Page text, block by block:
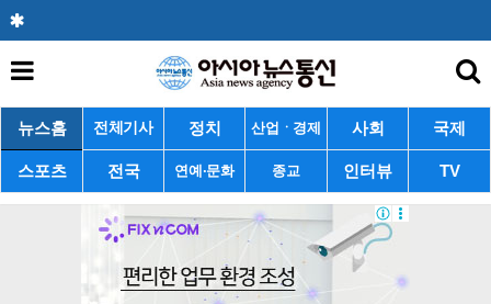
뉴스홈 전체기사 정치 산업ㆍ경제 사회 국제
스포츠 전국 연예·문화 종교 인터뷰 TV